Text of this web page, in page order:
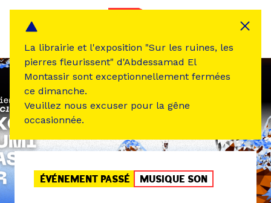
ÉVÉNEMENT PASSÉ MUSIQUE SON
La librairie et l'exposition "Sur les ruines, les
pierres fleurissent" d'Abdessamad El
Montassir sont exceptionnellement fermées
ce dimanche.
Veuillez nous excuser pour la gêne
occasionnée.
Panneau de gestion des cookies